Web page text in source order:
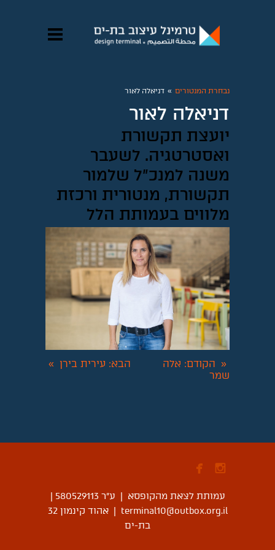
נבחרת המנטורים » דניאלה לאור
דניאלה לאור
יועצת תקשורת
ואסטרטגיה. לשעבר
משנה למנכ״ל שלמור
תקשורת, מנטורית ורכזת
מלווים בעמותת הלל
« הקודם: אלה
שמר
הבא: עירית בירן »
 
עמותת לצאת מהקופסא | ע"ר 580529113
|
terminal10@outbox.org.il
|
אהוד קינמון 32
בת-ים